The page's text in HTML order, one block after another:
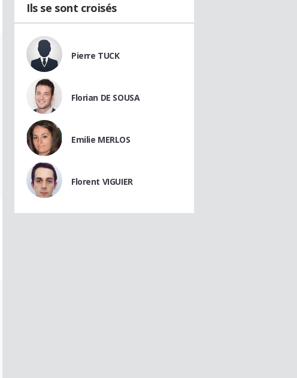
Ils se sont croisés
Pierre TUCK
Florian DE SOUSA
Emilie MERLOS
Florent VIGUIER